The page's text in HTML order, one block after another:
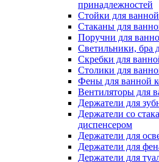
принадлежностей
Стойки для ванной
Стаканы для
Поручни для
Светильники, бра
Скребки для
Столики для
Фены для ванной
Вентиляторы для
Держатели для
Держатели со
диспенсером
Держатели для
Держатели для
Держатели для